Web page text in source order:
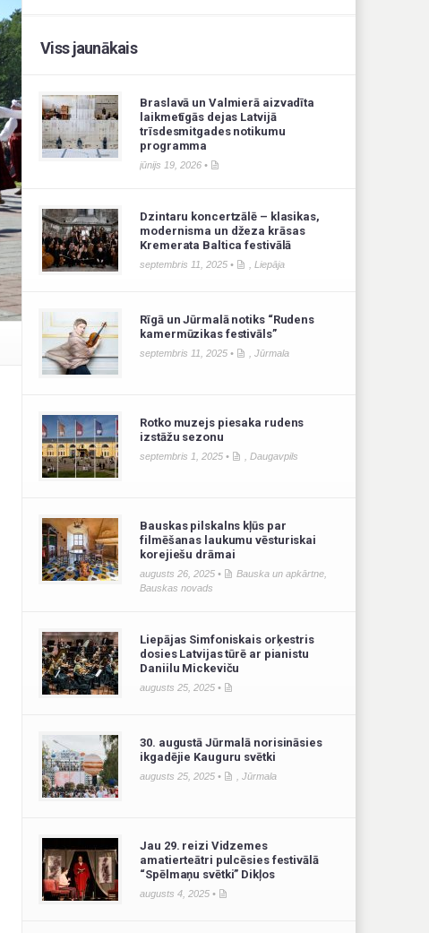
Viss jaunākais
Braslavā un Valmierā aizvadīta
laikmetīgās dejas Latvijā
trīsdesmitgades notikumu
programma
jūnijs 19, 2026 •
Dzintaru koncertzālē – klasikas,
modernisma un džeza krāsas
Kremerata Baltica festivālā
septembris 11, 2025 • ,Liepāja
Rīgā un Jūrmalā notiks “Rudens
kamermūzikas festivāls”
septembris 11, 2025 • ,Jūrmala
Rotko muzejs piesaka rudens
izstāžu sezonu
septembris 1, 2025 • ,Daugavpils
Bauskas pilskalns kļūs par
filmēšanas laukumu vēsturiskai
korejiešu drāmai
augusts 26, 2025 • Bauska un apkārtne
Bauskas novads
Liepājas Simfoniskais orķestris
dosies Latvijas tūrē ar pianistu
Daniilu Mickeviču
augusts 25, 2025 •
30. augustā Jūrmalā norisināsies
ikgadējie Kauguru svētki
augusts 25, 2025 • ,Jūrmala
Jau 29. reizi Vidzemes
amatierteātri pulcēsies festivālā
“Spēlmaņu svētki” Dikļos
augusts 4, 2025 •